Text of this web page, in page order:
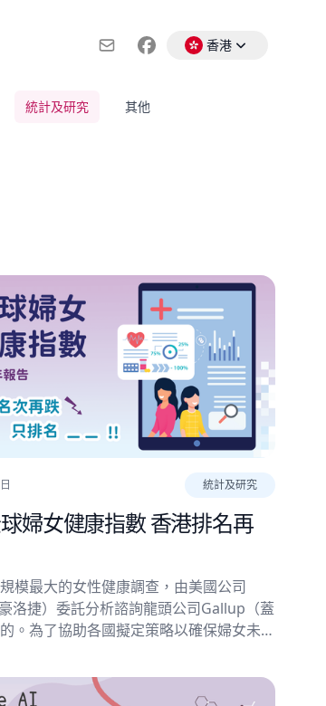
香港
統計及研究 其他
統計及研究
婦女健康指數 香港排名再
模最大的女性健康調查，由美國公司
洛捷）委託分析諮詢龍頭公司Gallup（蓋
。為了協助各國擬定策略以確保婦女未來
防保健」、「健康與安全」、「情緒健
健康」以及「基本需求」。